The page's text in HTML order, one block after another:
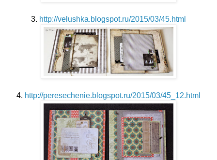
3. http://velushka.blogspot.ru/2015/03/45.html
4. http://peresechenie.blogspot.ru/2015/03/45_12.html